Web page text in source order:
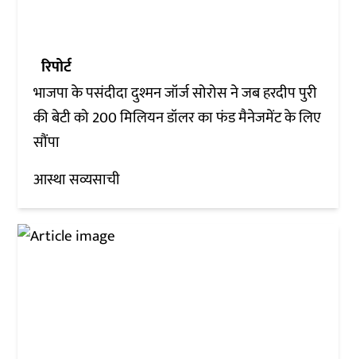
रिपोर्ट
भाजपा के पसंदीदा दुश्मन जॉर्ज सोरोस ने जब हरदीप पुरी
की बेटी को 200 मिलियन डॉलर का फंड मैनेजमेंट के लिए
सौंपा
आस्था सव्यसाची